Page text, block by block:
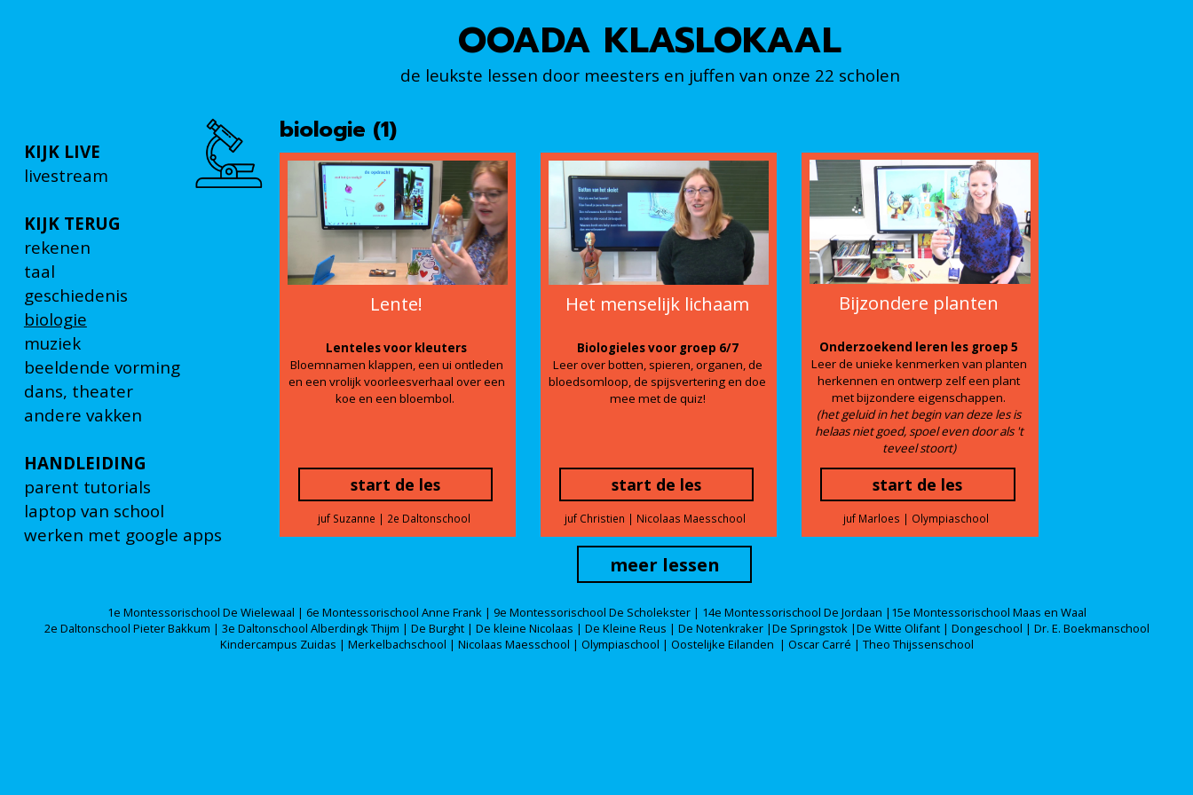
OOADA KLASLOKAAL
de leukste lessen door meesters en juffen van onze 22 scholen
KIJK LIVE
livestream
KIJK TERUG
rekenen
taal
geschiedenis
biologie
muziek
beeldende vorming
dans, theater
andere vakken
HANDLEIDING
parent tutorials
laptop van school
werken met google apps
biologie (1)
Lente!
Lenteles voor kleuters
Bloemnamen klappen, een ui ontleden
en een vrolijk voorleesverhaal over een
koe en een bloembol.
start de les
juf Suzanne | 2e Daltonschool
Het menselijk lichaam
Biologieles voor groep 6/7
Leer over botten, spieren, organen, de
bloedsomloop, de spijsvertering en doe
mee met de quiz!
start de les
juf Christien | Nicolaas Maesschool
Bijzondere planten
Onderzoekend leren les groep 5
Leer de unieke kenmerken van planten
herkennen en ontwerp zelf een plant
met bijzondere eigenschappen.
(het geluid in het begin van deze les is
helaas niet goed, spoel even door als 't
teveel stoort)
start de les
juf Marloes | Olympiaschool
meer lessen
1e Montessorischool De Wielewaal | 6e Montessorischool Anne Frank | 9e Montessorischool De Scholekster | 14e Montessorischool De Jordaan |15e Montessorischool Maas en Waal
2e Daltonschool Pieter Bakkum | 3e Daltonschool Alberdingk Thijm | De Burght | De kleine Nicolaas | De Kleine Reus | De Notenkraker |De Springstok |De Witte Olifant | Dongeschool | Dr. E. Boekmanschool
Kindercampus Zuidas | Merkelbachschool | Nicolaas Maesschool | Olympiaschool | Oostelijke Eilanden | Oscar Carré | Theo Thijssenschool